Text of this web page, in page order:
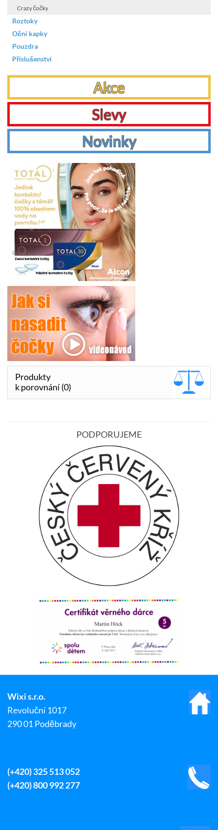
Crazy čočky
Roztoky
Oční kapky
Pouzdra
Příslušenství
Akce
Slevy
Novinky
Produkty
k porovnání (0)
PODPORUJEME
Wixi s.r.o.
Revoluční 1017
290 01 Poděbrady
(+420) 325 513 052
(+420) 800 992 277